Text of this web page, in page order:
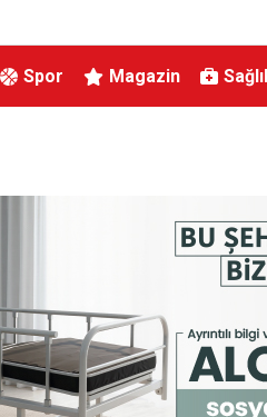
Spor Magazin
Bakanlığı ile Yıldırım